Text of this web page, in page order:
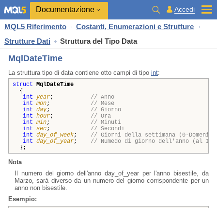
Documentazione Accedi
MQL5 Riferimento
Costanti, Enumerazioni e Strutture
Strutture Dati
Struttura del Tipo Data
MqlDateTime
La struttura tipo di data contiene otto campi di tipo int:
struct MqlDateTime
{
int
year; // Anno
int mon; // Mese
int day; // Giorno
int hour; // Ora
int min; // Minuti
int sec; // Secondi
int day_of_week; // Giorni della settimana (0-
int day_of_year; // Numedo di giorno dell'anno (al
};
Nota
Il numero del giorno dell'anno day_of_year per l'anno bisestile, da
Marzo, sarà diverso da un numero del giorno corrispondente per un
anno non bisestile.
Esempio: